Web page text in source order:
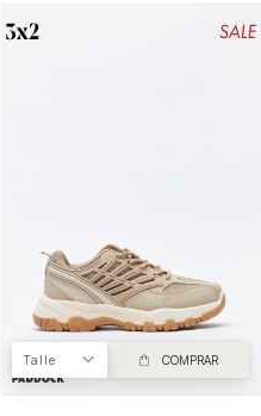
Talle COMPRAR